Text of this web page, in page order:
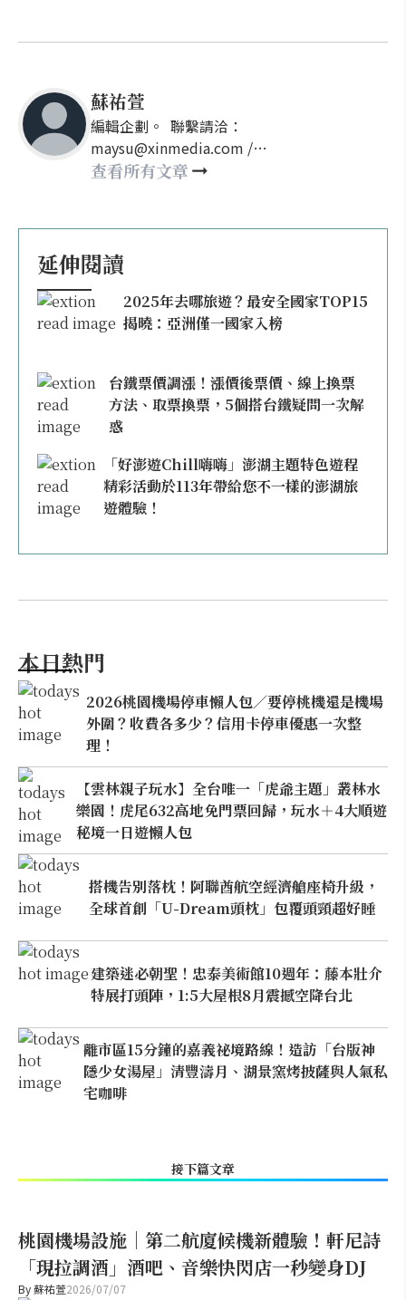
蘇祐萱
編輯企劃。 聯繫請洽：
maysu@xinmedia.com /
may860527@gmail.com
查看所有文章
延伸閱讀
2025年去哪旅遊？最安全國家TOP15
揭曉：亞洲僅一國家入榜
台鐵票價調漲！漲價後票價、線上換票
方法、取票換票，5個搭台鐵疑問一次解
惑
「好澎遊Chill嗨嗨」澎湖主題特色遊程
精彩活動於113年帶給您不一樣的澎湖旅
遊體驗！
本日熱門
2026桃園機場停車懶人包／要停桃機還是機場
外圍？收費各多少？信用卡停車優惠一次整
理！
【雲林親子玩水】全台唯一「虎爺主題」叢林水
樂園！虎尾632高地免門票回歸，玩水＋4大順遊
秘境一日遊懶人包
搭機告別落枕！阿聯酋航空經濟艙座椅升級，
全球首創「U-Dream頭枕」包覆頭頸超好睡
建築迷必朝聖！忠泰美術館10週年：藤本壯介
特展打頭陣，1:5大屋根8月震撼空降台北
離市區15分鐘的嘉義祕境路線！造訪「台版神
隱少女湯屋」清豐濤月、湖景窯烤披薩與人氣私
宅咖啡
接下篇文章
桃園機場設施｜第二航廈候機新體驗！軒尼詩
「現拉調酒」酒吧、音樂快閃店一秒變身DJ
By蘇祐萱2026/07/07